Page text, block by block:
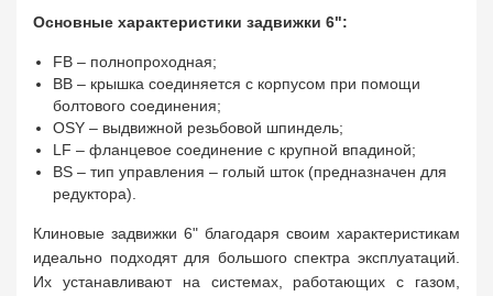
Основные характеристики задвижки 6":
FB – полнопроходная;
BB – крышка соединяется с корпусом при помощи
болтового соединения;
OSY – выдвижной резьбовой шпиндель;
LF – фланцевое соединение с крупной впадиной;
BS – тип управления – голый шток (предназначен для
редуктора).
Клиновые задвижки 6" благодаря своим характеристикам
идеально подходят для большого спектра эксплуатаций.
Их устанавливают на системах, работающих с газом,